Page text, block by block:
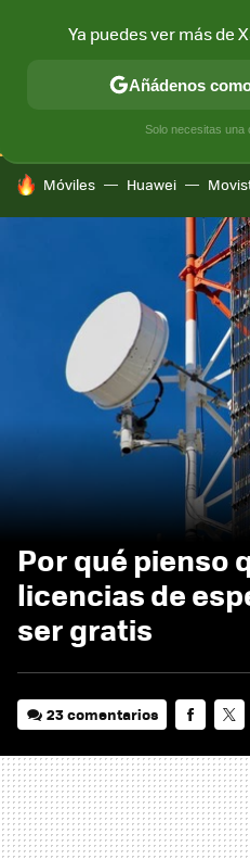
CONECTIVIDAD MÓVIL Y
HOY SE HABLA DE
Móviles Huawei
Por qué pienso
licencias de
ser gratis
23 comentarios
Ya puedes ver más de
Añádenos
Solo necesitas una